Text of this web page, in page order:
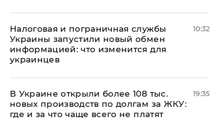
Налоговая и пограничная службы
Украины запустили новый обмен
информацией: что изменится для
украинцев
10:32
В Украине открыли более 108 тыс.
новых производств по долгам за ЖКУ:
где и за что чаще всего не платят
19:35